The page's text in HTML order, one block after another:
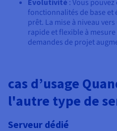
: Vous
fonctionnalités de base et
prêt. La mise à niveau
rapide et flexible à
demandes de projet
cas d’usage
l'autre type de
Serveur dédié